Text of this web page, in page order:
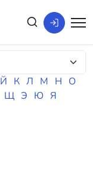
Й К Л М Н О
Щ Э Ю Я